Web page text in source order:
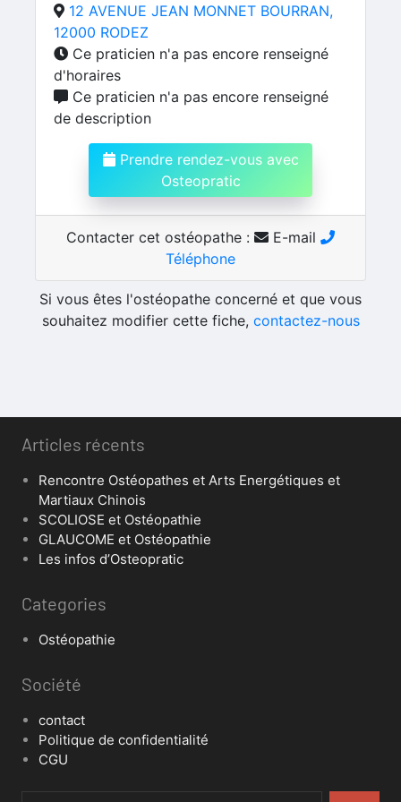
12 AVENUE JEAN MONNET BOURRAN,
12000 RODEZ
Ce praticien n'a pas encore renseigné
d'horaires
Ce praticien n'a pas encore renseigné
de description
Prendre rendez-vous avec
Osteopratic
Contacter cet ostéopathe :
E-mail
Téléphone
Si vous êtes l'ostéopathe concerné et que vous
souhaitez modifier cette fiche, contactez-nous
Articles récents
Rencontre Ostéopathes et Arts Energétiques et
Martiaux Chinois
SCOLIOSE et Ostéopathie
GLAUCOME et Ostéopathie
Les infos d’Osteopratic
Categories
Ostéopathie
Société
contact
Politique de confidentialité
CGU